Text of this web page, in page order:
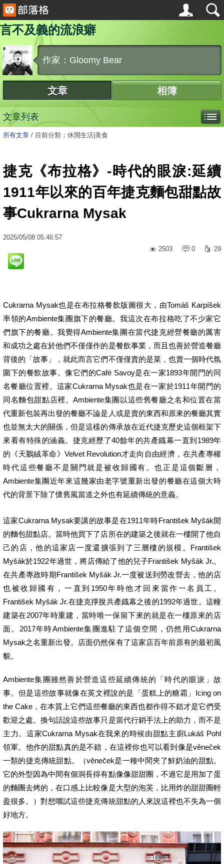
言不及義的流浪癖
作家：Gloomy Bear
文章 相簿
文章列表
所有文章 / 目前分類：休閒生活|美食
捷克《布拉格》-時代的眼淚:延續
1911年以來的百年捷克麵包甜點故
事Cukrarna Mysak
2025/05/08 05:46:57
2503
0 29
Cukrarna Mysak也是在布拉格餐飲版圖很大，由Tomáš Karpíšek
率領的Ambiente集團旗下的餐廳。我這次在布拉格吃了不少家它
們旗下的餐廳。我覺得Ambiente集團在當代捷克經營餐廳的厲害
和成功之處在於他們不僅僅作的是餐飲事業，而且也善於營造餐廳
背後的「故事」，就此而言它們不僅僅賣的是菜，也賣一個時代氛
圍下的餐飲故事。像它們的Café Savoy是在一家1893年開門的同
名餐廳位置裡。這家Cukrarna Mysak也是在一家於1911年開門的
同名麵包甜點店裡。Ambiente集團以這些舊餐廳之名和位置在當
代重新包裝再出發的餐廳不論是人或是賣的東西和原來的餐廳其實
也並無太大的關係，但是這樣的傳承放在近代捷克歷史這個框架下
來看有特殊的涵義。捷克經歷了40餘年的共產鐡幕一直到1989年
的《天鵝絨革命》Velvet Revolution才走向自由經濟，在共產專權
時代這些餐廳不是關門就是被收歸國有。也正是這個斷層，
Ambiente集團近年來這幾家由老字號重新出發的餐廳在這個大時
代的背景下除了懷舊風當道之外也有延續傳統的意義。
這家Cukrarna Mysak要講的故事是在1911年時František Myšák開
的麵包甜點店。當時他買下了店所在的建築之後就在一樓開了他自
己的店，他的這家店一度還擴張到了三層樓的規模。František
Myšák於1922年過世，將店傳給了他的兒子František Myšák Jr.。
在共產專政時期František Myšák Jr.一度被送到勞改營去，他的店
也被收歸國有，一直到1950年時他才回來當作一名員工。
František Myšák Jr.在捷克掙脫共產鐡幕之後的1992年過世。這幢
建築在2007年時重建，當時唯一保留下來的就是在一樓原來的店
面。2017年時Ambiente集團進駐了這個空間，仍然用Cukrarna
Mysak之名重新出發。店面仍然保有了這家店百年前原有的最初風
貌。
Ambiente集團雖然善於營造這些延續傳統的「時代的眼淚」故
事。但是這些故事就像在英文裡說的是「蛋糕上的糖霜」Icing on
the Cake，在本質上它們這些餐廳的東西也都作得不錯才是它們受
歡迎之處。換句話說這些故事只是當代行銷手法上的助力，而不是
主力。這家Cukrarna Mysak在我來的時候由甜點主廚Lukáš Pohl
領軍。他作的甜點真的是不錯，在這裡你也可以看到像是věneček
一類的捷克傳統甜點。（věneček是一種中間夾了鮮奶油的甜點。
它的外型因為中間有個洞長得有點像像甜甜圈，不過它是用加了蛋
的麵團去烤的，在口感上比較像是大型的泡芙，比用炸的甜甜圈輕
盈很多。）對想嚐試這些捷克傳統甜點的人來說這裡也不失為一個
好地方。